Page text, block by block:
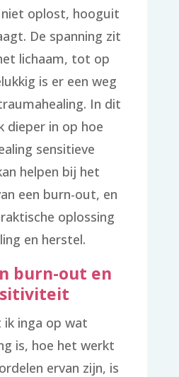
oplost, hooguit
De spanning zit
lichaam, tot op
is er een weg
In dit
dieper in op hoe
sensitieve
helpen bij het
een burn-out, en
oplossing
en herstel.
burn-out en
ik inga op wat
is, hoe het werkt
ervan zijn, is